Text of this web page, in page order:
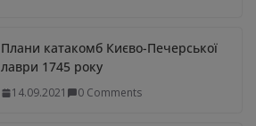
Плани катакомб Києво-Печерської
лаври 1745 року
14.09.2021 0 Comments